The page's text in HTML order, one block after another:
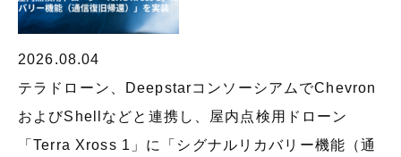
2026.08.04
テラドローン、DeepstarコンソーシアムでChevron
およびShellなどと連携し、屋内点検用ドローン
「Terra Xross 1」に「シグナルリカバリー機能（通